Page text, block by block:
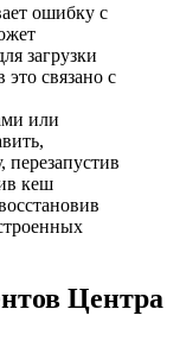
ошибку с
загрузки
связано с
или
кеш
Центра